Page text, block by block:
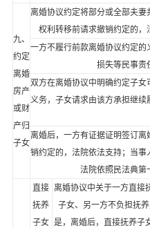
九、
约定
离婚
房产
或财
产归
子女
离婚协议约定将部分或全部夫
权利转移前请求撤销约定的，
一方不履行前款离婚协议约定
损失等民事责
双方在离婚协议中明确约定子
义务，子女请求由该方承担继
离婚后，一方有证据证明签订
销约定的，法院依法支持；当事
法院依照民法典第
直接
抚养
子女
离婚协议中关于一方直接
子女、另一方不负担抚
是，离婚后，直接抚养子